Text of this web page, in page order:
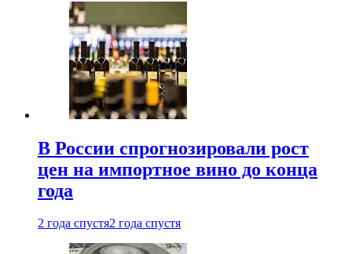
В России спрогнозировали рост
цен на импортное вино до конца
года
2 года спустя2 года спустя